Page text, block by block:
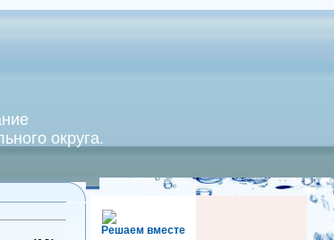
округа.
Решаем вместе